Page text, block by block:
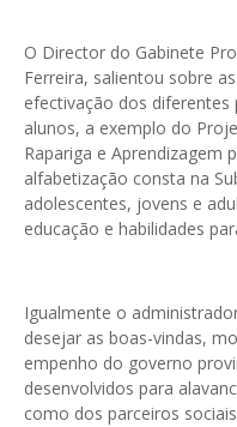
O Director do Gabinete
Ferreira, salientou sobre
efectivação dos
alunos, a exemplo do
Rapariga e Aprendizagem
alfabetização consta na
adolescentes, jovens e
educação e habilidades
Igualmente o
desejar as boas-vindas,
empenho do governo
desenvolvidos para
como dos parceiros